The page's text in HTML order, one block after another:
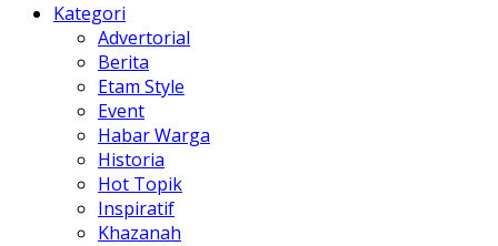
Kategori
Advertorial
Berita
Etam Style
Event
Habar Warga
Historia
Hot Topik
Inspiratif
Khazanah